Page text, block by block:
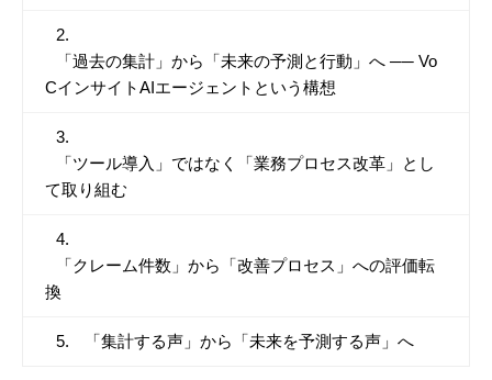
「過去の集計」から「未来の予測と行動」へ ── Vo
CインサイトAIエージェントという構想
「ツール導入」ではなく「業務プロセス改革」とし
て取り組む
「クレーム件数」から「改善プロセス」への評価転
換
「集計する声」から「未来を予測する声」へ